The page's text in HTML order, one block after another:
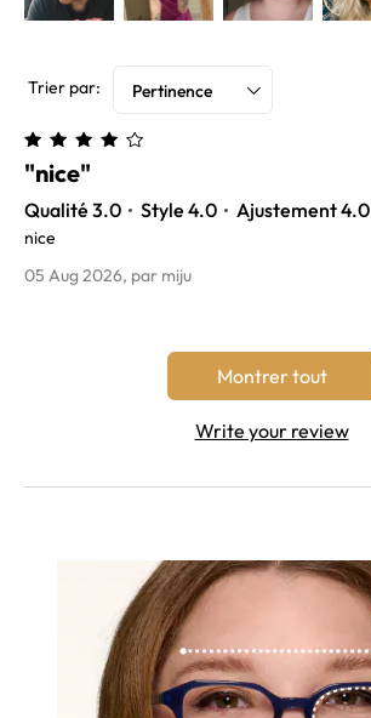
Trier par: Pertinence
"nice"
Qualité 3.0 Style 4.0 Ajustement 4.0
nice
05 Aug 2026, par miju
Montrer tout
Write your review